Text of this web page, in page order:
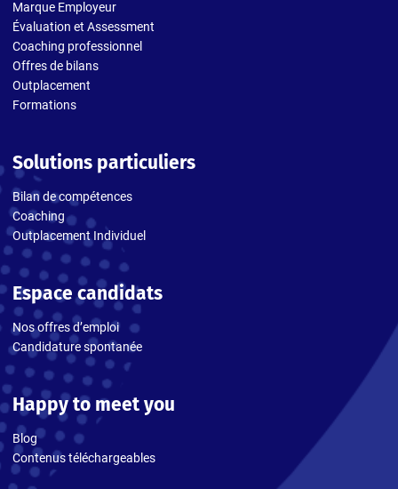
Marque Employeur
Évaluation et Assessment
Coaching professionnel
Offres de bilans
Outplacement
Formations
Solutions particuliers
Bilan de compétences
Coaching
Outplacement Individuel
Espace candidats
Nos offres d’emploi
Candidature spontanée
Happy to meet you
Blog
Contenus téléchargeables